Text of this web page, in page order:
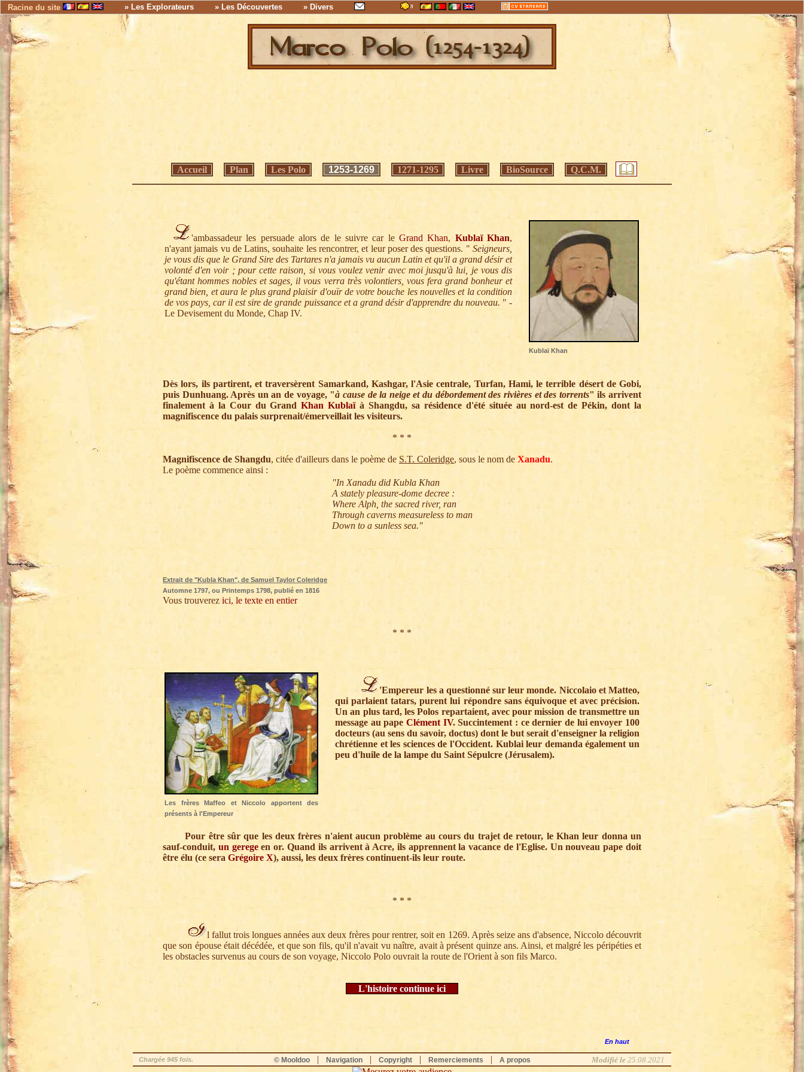
Racine du site » Les Explorateurs » Les Découvertes » Divers
Accueil Plan Les Polo 1253-1269 1271-1295 Livre BioSource Q.C.M.
'ambassadeur les persuade alors de le suivre car le Grand Khan, Kublaï Khan,
n'ayant jamais vu de Latins, souhaite les rencontrer, et leur poser des questions. " Seigneurs,
je vous dis que le Grand Sire des Tartares n'a jamais vu aucun Latin et qu'il a grand désir et
volonté d'en voir ; pour cette raison, si vous voulez venir avec moi jusqu'à lui, je vous dis
qu'étant hommes nobles et sages, il vous verra très volontiers, vous fera grand bonheur et
grand bien, et aura le plus grand plaisir d'ouïr de votre bouche les nouvelles et la condition
de vos pays, car il est sire de grande puissance et a grand désir d'apprendre du nouveau. " -
Le Devisement du Monde, Chap IV.
Kublaï Khan
Dès lors, ils partirent, et traversèrent Samarkand, Kashgar, l'Asie centrale, Turfan, Hami, le terrible désert de Gobi,
puis Dunhuang. Après un an de voyage, "à cause de la neige et du débordement des rivières et des torrents" ils arrivent
finalement à la Cour du GrandKhan Kublaïà Shangdu, sa résidence d'été située au nord-est de Pékin, dont la
magnifiscence du palais surprenait/émerveillait les visiteurs.
* * *
Magnifiscence de Shangdu, citée d'ailleurs dans le poème de S.T. Coleridge, sous le nom de Xanadu.
Le poème commence ainsi :
"In Xanadu did Kubla Khan
A stately pleasure-dome decree :
Where Alph, the sacred river, ran
Through caverns measureless to man
Down to a sunless sea."
Extrait de "Kubla Khan", de Samuel Taylor Coleridge
Automne 1797, ou Printemps 1798, publié en 1816
Vous trouverez ici, le texte en entier
* * *
Les frères Maffeo et Niccolo apportent des
présents à l'Empereur
'Empereur les a questionné sur leur monde. Niccolaio et Matteo,
qui parlaient tatars, purent lui répondre sans équivoque et avec précision.
Un an plus tard, les Polos repartaient, avec pour mission de transmettre un
message au pape Clément IV. Succintement : ce dernier de lui envoyer 100
docteurs (au sens du savoir, doctus) dont le but serait d'enseigner la religion
chrétienne et les sciences de l'Occident. Kublai leur demanda également un
peu d'huile de la lampe du Saint Sépulcre (Jérusalem).
Pour être sûr que les deux frères n'aient aucun problème au cours du trajet de retour, le Khan leur donna un
sauf-conduit, un geregeen or. Quand ils arrivent à Acre, ils apprennent la vacance de l'Eglise. Un nouveau pape doit
être élu (ce sera Grégoire X), aussi, les deux frères continuent-ils leur route.
* * *
l fallut trois longues années aux deux frères pour rentrer, soit en 1269. Après seize ans d'absence, Niccolo découvrit
que son épouse était décédée, et que son fils, qu'il n'avait vu naître, avait à présent quinze ans. Ainsi, et malgré les péripéties et
les obstacles survenus au cours de son voyage, Niccolo Polo ouvrait la route de l'Orient à son fils Marco.
L'histoire continue ici
En haut
Chargée 945 fois. © Mooldoo| Navigation| Copyright| Remerciements | A propos Modifié le 25.08.2021